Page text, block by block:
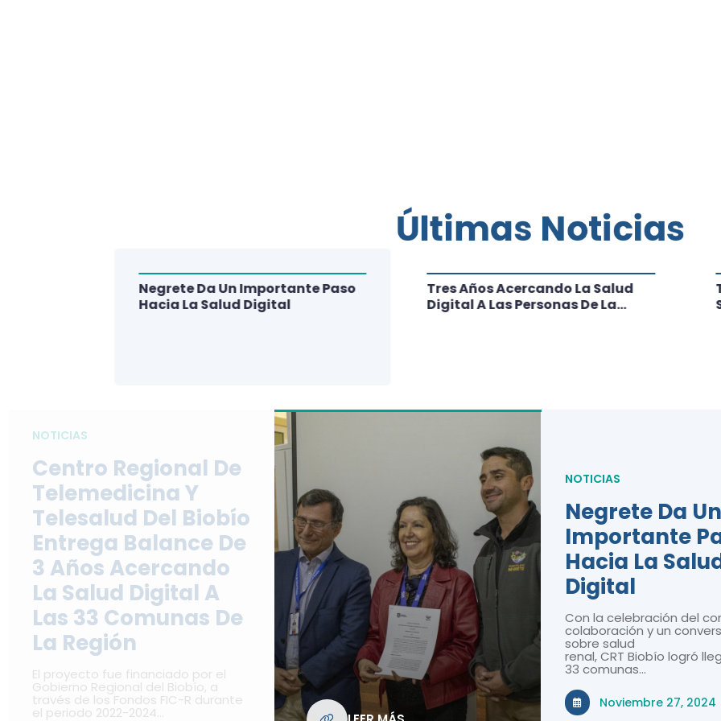
NOTICIAS
Centro Regional De
Telemedicina Y
Telesalud Del Biobío
Entrega Balance De
3 Años Acercando
La Salud Digital A
Las 33 Comunas De
La Región
El proyecto fue financiado por el
Gobierno Regional del Biobío, a
través de los Fondos FIC-R durante
el periodo 2022-2024…
NOTICIAS
Negrete Da Un
Importante
Hacia La
Digital
Con la celebración del
colaboración y un
sobre salud
renal, CRT Biobío logró
33 comunas…
Noviembre 27, 2024
Negrete Da Un Importante Paso
Hacia La Salud Digital
Tres Años Acercando La Salud
Digital A Las Personas De La
Últimas Noticias